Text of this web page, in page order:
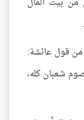
من قول عائشة:
شعبان كله،